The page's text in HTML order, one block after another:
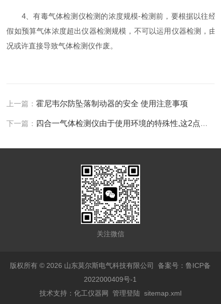
4、有毒气体检测仪检测的浓度规模-检测前，要根据以往经
假如预算气体浓度超出仪器检测规模，不可以运用仪器检测，
况或许直接导致气体检测仪作废。
上一篇：霍尼韦尔防坠落制动器的安全 使用注意事项
下一篇： 四合一气体检测仪由于使用环境的特殊性,这2点要注意了
关注微信
版权所有 © 2026 山东莫尔斯电气科技有限公司备案号：鲁ICP备
2022000409号-1
技术支持： 化工仪器网 管理登陆 sitemap.xml